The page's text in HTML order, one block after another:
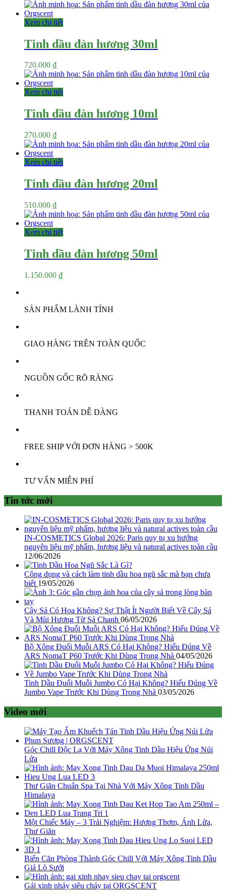
Xem chi tiết
Tinh dầu đàn hương 30ml
720.000 ₫
Xem chi tiết
Tinh dầu đàn hương 10ml
270.000 ₫
Xem chi tiết
Tinh dầu đàn hương 20ml
510.000 ₫
Xem chi tiết
Tinh dầu đàn hương 50ml
1.150.000 ₫
SẢN PHẨM LÀNH TÍNH
GIAO HÀNG TRÊN TOÀN QUỐC
NGUỒN GỐC RÕ RÀNG
THANH TOÁN DỄ DÀNG
FREE SHIP VỚI ĐƠN HÀNG > 500K
TƯ VẤN MIỄN PHÍ
Tin tức mới
IN-COSMETICS Global 2026: Paris quy tụ xu hướng
nguyên liệu mỹ phẩm, hương liệu và natural actives toàn cầu
12/06/2026
Công dụng và cách làm tinh dầu hoa ngũ sắc mà bạn chưa
biết 19/05/2026
Cây Sả Có Hoa Không? Sự Thật Ít Người Biết Về Cây Sả
Và Mùi Hương Từ Sả Chanh 06/05/2026
Bộ Xông Đuổi Muỗi ARS Có Hại Không? Hiểu Đúng Về
ARS NomaT P60 Trước Khi Dùng Trong Nhà 04/05/2026
Tinh Dầu Đuổi Muỗi Jumbo Có Hại Không? Hiểu Đúng Về
Jumbo Vape Trước Khi Dùng Trong Nhà 03/05/2026
Video mới
Góc Chill Độc Lạ Với Máy Xông Tinh Dầu Hiệu Ứng Núi
Lửa
Thư Giãn Chuẩn Spa Tại Nhà Với Máy Xông Tinh Dầu
Himalaya
Một Chiếc Máy – 3 Trải Nghiệm: Hương Thơm, Ánh Lửa,
Thư Giãn
Biến Căn Phòng Thành Góc Chill Với Máy Xông Tinh Dầu
Giả Lò Sưởi
Gái xinh nhảy siêu cháy tại ORGSCENT